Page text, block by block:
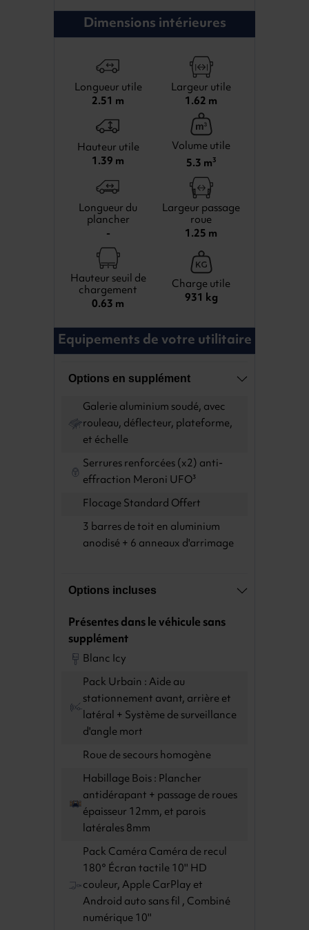
Dimensions intérieures
Longueur utile
2.51 m
Largeur utile
1.62 m
Hauteur utile
1.39 m
Volume utile
5.3 m3
Longueur du
plancher
-
Largeur passage
roue
1.25 m
Hauteur seuil de
chargement
0.63 m
Charge utile
931 kg
Equipements de votre utilitaire
Options en supplément
Galerie aluminium soudé, avec
rouleau, déflecteur, plateforme,
et échelle
Serrures renforcées (x2) anti-
effraction Meroni UFO³
Flocage Standard Offert
3 barres de toit en aluminium
anodisé + 6 anneaux d'arrimage
Options incluses
Présentes dans le véhicule sans
supplément
Blanc Icy
Pack Urbain : Aide au
stationnement avant, arrière et
latéral + Système de surveillance
d'angle mort
Roue de secours homogène
Habillage Bois : Plancher
antidérapant + passage de roues
épaisseur 12mm, et parois
latérales 8mm
Pack Caméra Caméra de recul
180° Écran tactile 10'' HD
couleur, Apple CarPlay et
Android auto sans fil , Combiné
numérique 10''